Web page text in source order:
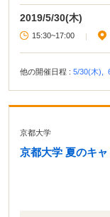
2019/5/30(木)
15:30~17:00 |
他の開催日程 : 5/30(木),
京都大学
京都大学 夏のキ